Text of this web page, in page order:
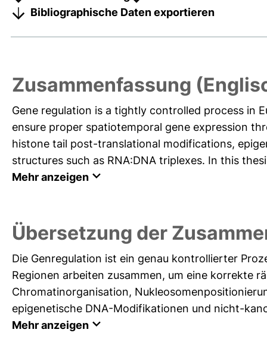
Bibliographische Daten exportieren
Zusammenfassung
Gene regulation is a tightly controlled process in
ensure proper spatiotemporal gene expression
histone tail post-translational modifications,
structures such as RNA:DNA triplexes. In this
Mehr anzeigen
Übersetzung der
Die Genregulation ist ein genau kontrollierter
Regionen arbeiten zusammen, um eine korrekte
Chromatinorganisation,
epigenetische DNA-Modifikationen und nicht-
Mehr anzeigen